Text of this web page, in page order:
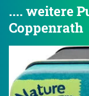
.... weitere
Coppenrath